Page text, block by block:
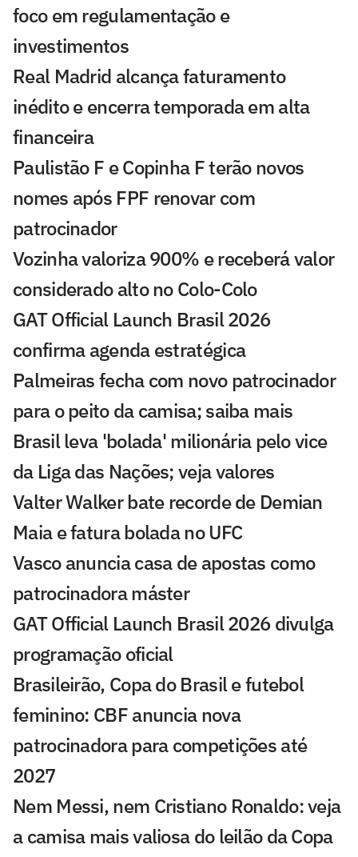
foco em regulamentação e
investimentos
Real Madrid alcança faturamento
inédito e encerra temporada em alta
financeira
Paulistão F e Copinha F terão novos
nomes após FPF renovar com
patrocinador
Vozinha valoriza 900% e receberá valor
considerado alto no Colo-Colo
GAT Official Launch Brasil 2026
confirma agenda estratégica
Palmeiras fecha com novo patrocinador
para o peito da camisa; saiba mais
Brasil leva 'bolada' milionária pelo vice
da Liga das Nações; veja valores
Valter Walker bate recorde de Demian
Maia e fatura bolada no UFC
Vasco anuncia casa de apostas como
patrocinadora máster
GAT Official Launch Brasil 2026 divulga
programação oficial
Brasileirão, Copa do Brasil e futebol
feminino: CBF anuncia nova
patrocinadora para competições até
2027
Nem Messi, nem Cristiano Ronaldo: veja
a camisa mais valiosa do leilão da Copa